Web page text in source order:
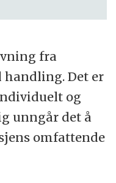
en strategi
bedriften.
klart at de har
fra
Det er
og
unngår det å
omfattende